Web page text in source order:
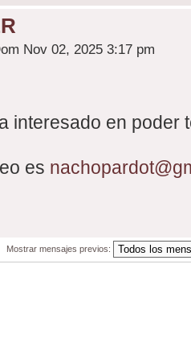
Nov 02, 2025 3:17 pm
interesado en poder
es
Mostrar mensajes previos: